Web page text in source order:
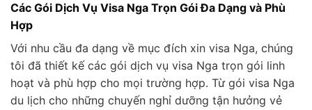
Các Gói Dịch Vụ Visa Nga Trọn Gói Đa Dạng và Phù
Hợp
Với nhu cầu đa dạng về mục đích xin visa Nga, chúng
tôi đã thiết kế các gói dịch vụ visa Nga trọn gói linh
hoạt và phù hợp cho mọi trường hợp. Từ gói visa Nga
du lịch cho những chuyến nghỉ dưỡng tận hưởng vẻ